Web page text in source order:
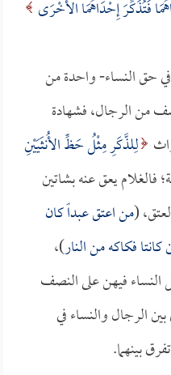
فَتُذَكِّرَ إِحْدَاهُمَا الأُخْرَى
حق النساء- واحدة من
من الرجال، فشهادة
لِلذَّكَرِ مِثْلُ حَظِّ الأُنثَيَيْنِ
فالغلام يعق عنه بشاتين
(من اعتق عبداً كان
فكاكه من النار)،
النساء فيهن على النصف
الرجال والنساء في
بينهما.